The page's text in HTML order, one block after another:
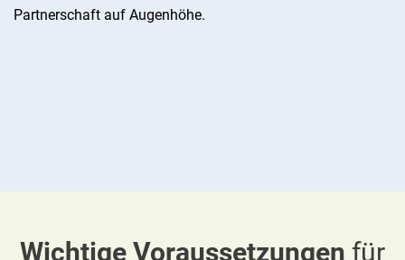
Partnerschaft auf Augenhöhe.
Wichtige Voraussetzungen für